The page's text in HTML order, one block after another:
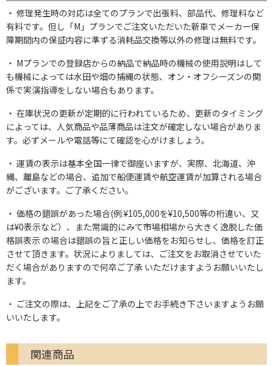
修理発生時の対応は全てのプランで出張料、部品代、修理料など
有料です。但し「M」プランでご注文いただいた新車でメーカー保
障期間内の保証内容に準ずる消耗品交換等以外の修理は無料です。
Mプランでの登録店からの納品で納品時の機械の使用説明はして
も機械によっては水田や畑の捕縄の状態、オン・オフシーズンの関
係で実演指導をしない場合もあります。
在庫状況の更新が定期的に行われているため、更新のタイミング
によっては、人気商品や品薄商品は注文が確定しない場合がありま
す。必ずメールや電話等にて確認を心がけましょう。
運賃の表示は基本全国一律で御座いますが、実際、北海道、沖
縄、離島などの場合、追加で船便運賃や航空運賃が加算される場合
がございます。ご了承ください。
価格の錯誤があった場合(例:¥105,000を¥10,500等の桁違い、又
は¥0表示など）、また常識的にみて市場相場から大きく逸脱した価
格誤表示 の場合は錯誤の旨と正しい価格をお知らせし、価格を訂正
させて頂きます。状況によりましては、ご注文をお取消させていた
だく場合がありますので何卒ご了承 いただけますようお願いいたし
ます。
ご注文の際は、上記をご了承の上でお手続き下さいますようお願
いいたします。
関連商品